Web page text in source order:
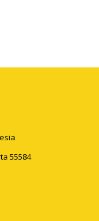
55584